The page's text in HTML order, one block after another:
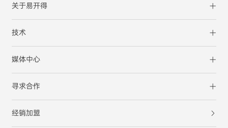
关于易开得
技术
媒体中心
寻求合作
经销加盟